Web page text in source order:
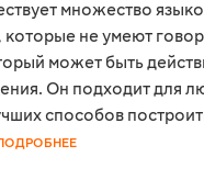
множество
которые не умеют
может быть
Он подходит для
способов